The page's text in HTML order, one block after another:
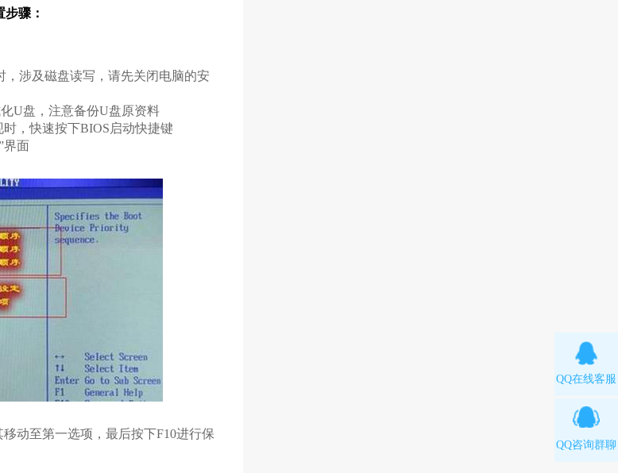
骤：
，涉及磁盘读写，请先关闭电脑的安
化U盘，注意备份U盘原资料
，快速按下BIOS启动快捷键
界面
动至第一选项，最后按下F10进行保
QQ在线客服
QQ咨询群聊